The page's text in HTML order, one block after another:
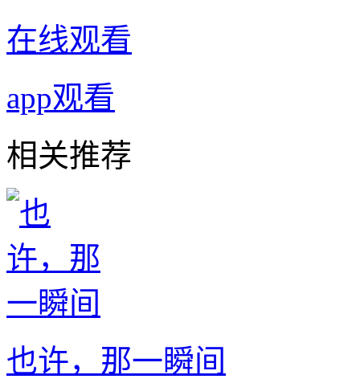
在线观看
app观看
相关推荐
也许，那一瞬间